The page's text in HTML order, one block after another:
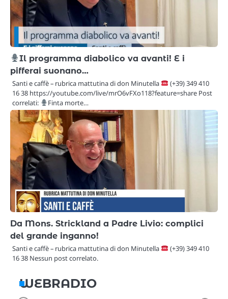
Il programma diabolico va avanti! E i
pifferai suonano…
Santi e caffè – rubrica mattutina di don Minutella
(+39) 349 410
16 38 https://youtube.com/live/mrO6vFXo118?feature=share Post
correlati:
Finta morte…
Da Mons. Strickland a Padre Livio: complici
del grande inganno!
Santi e caffè – rubrica mattutina di don Minutella
(+39) 349 410
16 38 Nessun post correlato.
WEBRADIO